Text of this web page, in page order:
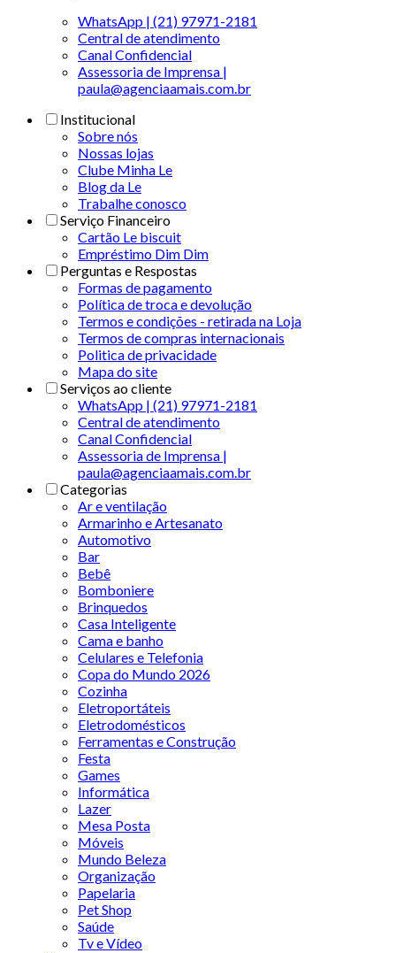
WhatsApp | (21) 97971-2181
Central de atendimento
Canal Confidencial
Assessoria de Imprensa |
paula@agenciaamais.com.br
Institucional
Sobre nós
Nossas lojas
Clube Minha Le
Blog da Le
Trabalhe conosco
Serviço Financeiro
Cartão Le biscuit
Empréstimo Dim Dim
Perguntas e Respostas
Formas de pagamento
Política de troca e devolução
Termos e condições - retirada na Loja
Termos de compras internacionais
Politica de privacidade
Mapa do site
Serviços ao cliente
WhatsApp | (21) 97971-2181
Central de atendimento
Canal Confidencial
Assessoria de Imprensa |
paula@agenciaamais.com.br
Categorias
Ar e ventilação
Armarinho e Artesanato
Automotivo
Bar
Bebê
Bomboniere
Brinquedos
Casa Inteligente
Cama e banho
Celulares e Telefonia
Copa do Mundo 2026
Cozinha
Eletroportáteis
Eletrodomésticos
Ferramentas e Construção
Festa
Games
Informática
Lazer
Mesa Posta
Móveis
Mundo Beleza
Organização
Papelaria
Pet Shop
Saúde
Tv e Vídeo